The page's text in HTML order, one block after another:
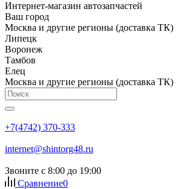
Интернет-магазин автозапчастей
Ваш город
Москва и другие регионы (доставка ТК)
Липецк
Воронеж
Тамбов
Елец
Москва и другие регионы (доставка ТК)
+7(4742) 370-333
internet@shintorg48.ru
Звоните с 8:00 до 19:00
Сравнение0